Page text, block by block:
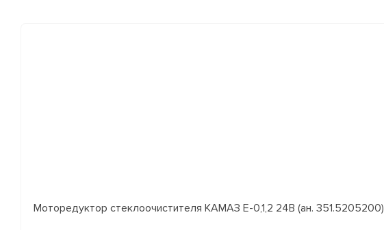
Моторедуктор стеклоочистителя КАМАЗ Е-0,1,2 24В (ан. 351.5205200)